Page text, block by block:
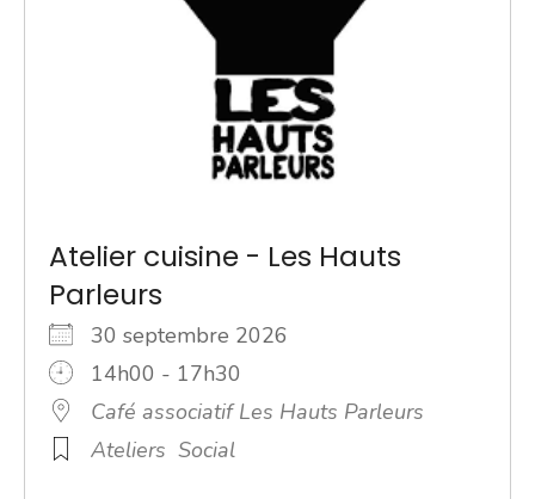
Atelier cuisine - Les Hauts
Parleurs
30 septembre 2026
14h00 - 17h30
Café associatif Les Hauts Parleurs
Ateliers Social